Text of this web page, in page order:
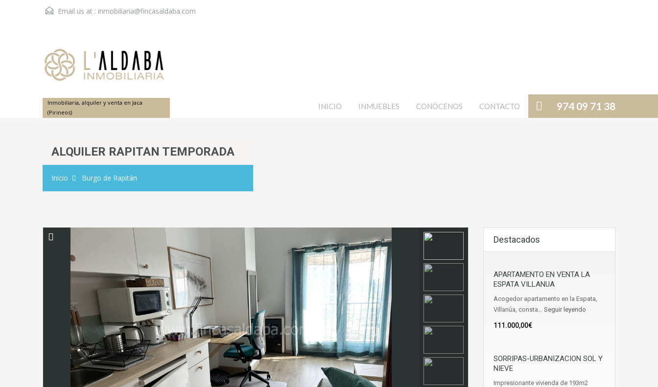
Email us at : inmobiliaria@fincasaldaba.com
Inmobiliaria, alquiler y venta en Jaca
(Pirineos)
974 09 71 38
INICIO INMUEBLES CONÓCENOS CONTACTO
ALQUILER RAPITAN TEMPORADA
Inicio Burgo de Rapitán
Destacados
APARTAMENTO EN VENTA LA
ESPATA VILLANUA
Acogedor apartamento en la Espata,
Villanúa, consta… Seguir leyendo
111.000,00€
SORRIPAS-URBANIZACION SOL Y
NIEVE
Impresionante vivienda de 193m2